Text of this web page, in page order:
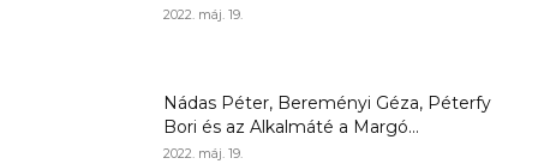
2022. máj. 19.
Nádas Péter, Bereményi Géza, Péterfy
Bori és az Alkalmáté a Margó...
2022. máj. 19.